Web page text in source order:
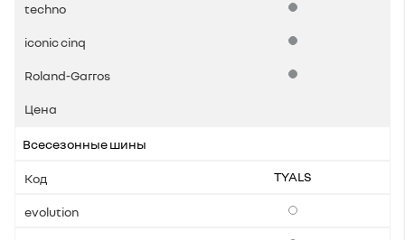
Стандартная
Стандартная
Стандартная
Всесезонные шины
TYALS
Опции